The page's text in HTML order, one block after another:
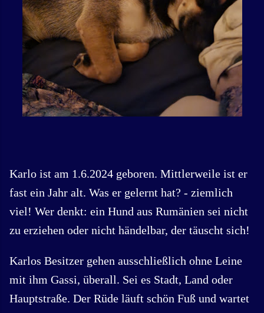
Karlo ist am 1.6.2024 geboren. Mittlerweile ist er
fast ein Jahr alt. Was er gelernt hat? - ziemlich
viel! Wer denkt: ein Hund aus Rumänien sei nicht
zu erziehen oder nicht händelbar, der täuscht sich!
Karlos Besitzer gehen ausschließlich ohne Leine
mit ihm Gassi, überall. Sei es Stadt, Land oder
Hauptstraße. Der Rüde läuft schön Fuß und wartet